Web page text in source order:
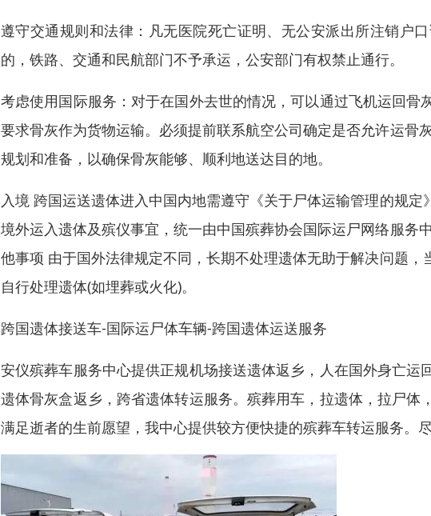
遵守交通规则和法律：凡无医院死亡证明、无公安派出所注销户
的，铁路、交通和民航部门不予承运，公安部门有权禁止通行。
考虑使用国际服务：对于在国外去世的情况，可以通过飞机运回
要求骨灰作为货物运输。必须提前联系航空公司确定是否允许运骨
规划和准备，以确保骨灰能够、顺利地送达目的地。
入境 跨国运送遗体进入中国内地需遵守《关于尸体运输管理的规
境外运入遗体及殡仪事宜，统一由中国殡葬协会国际运尸网络服务
他事项 由于国外法律规定不同，长期不处理遗体无助于解决问题
自行处理遗体(如埋葬或火化)。
跨国遗体接送车-国际运尸体车辆-跨国遗体运送服务
安仪殡葬车服务中心提供正规机场接送遗体返乡，人在国外身亡
遗体骨灰盒返乡，跨省遗体转运服务。殡葬用车，拉遗体，拉尸
满足逝者的生前愿望，我中心提供较方便快捷的殡葬车转运服务。